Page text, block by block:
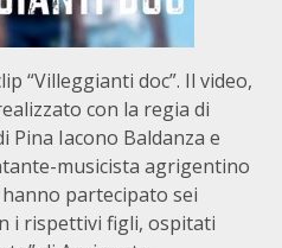
“Villeggianti doc”. Il video,
con la regia di
Pina Iacono Baldanza e
musicista agrigentino
partecipato sei
i rispettivi figli, ospitati